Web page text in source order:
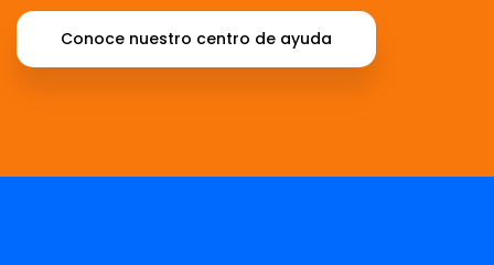
Conoce nuestro centro de ayuda